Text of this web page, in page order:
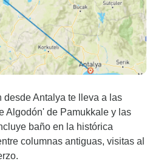
desde Antalya te lleva a las
Algodón' de Pamukkale y las
baño en la histórica
columnas antiguas, visitas al